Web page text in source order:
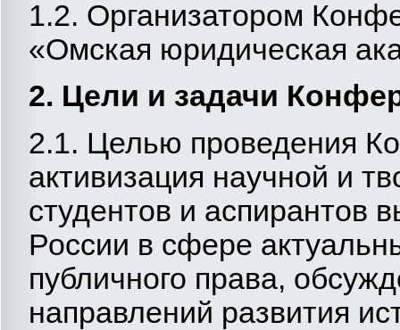
1.2. Организатором
«Омская юридическая
2. Цели и задачи
2.1. Целью проведения
активизация научной и
студентов и аспирантов
России в сфере
публичного права,
направлений развития